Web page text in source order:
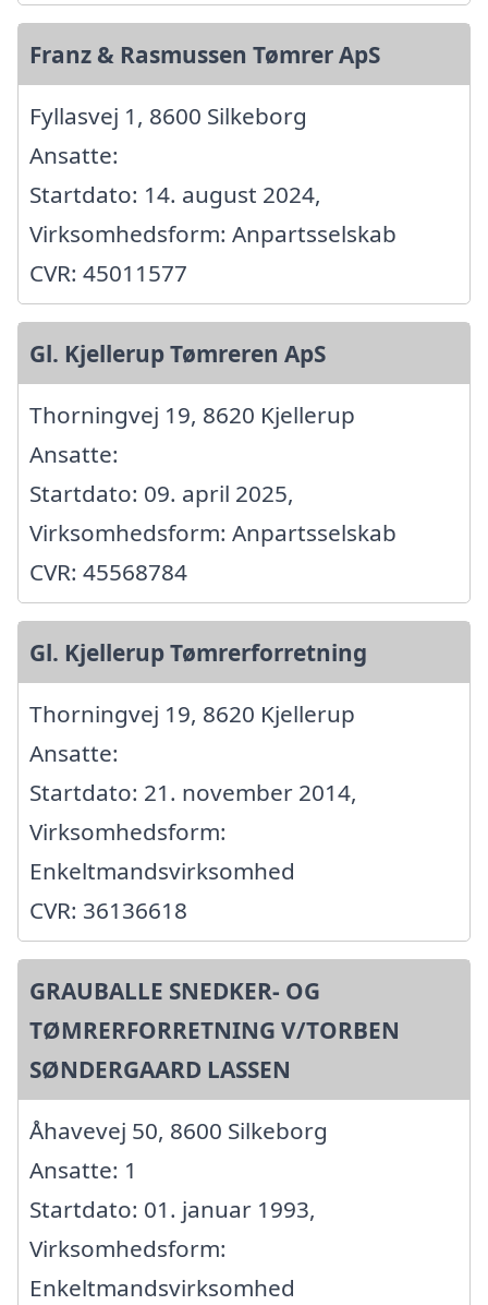
Franz & Rasmussen Tømrer ApS
Fyllasvej 1, 8600 Silkeborg
Ansatte:
Startdato: 14. august 2024,
Virksomhedsform: Anpartsselskab
CVR: 45011577
Gl. Kjellerup Tømreren ApS
Thorningvej 19, 8620 Kjellerup
Ansatte:
Startdato: 09. april 2025,
Virksomhedsform: Anpartsselskab
CVR: 45568784
Gl. Kjellerup Tømrerforretning
Thorningvej 19, 8620 Kjellerup
Ansatte:
Startdato: 21. november 2014,
Virksomhedsform:
Enkeltmandsvirksomhed
CVR: 36136618
GRAUBALLE SNEDKER- OG
TØMRERFORRETNING V/TORBEN
SØNDERGAARD LASSEN
Åhavevej 50, 8600 Silkeborg
Ansatte: 1
Startdato: 01. januar 1993,
Virksomhedsform:
Enkeltmandsvirksomhed